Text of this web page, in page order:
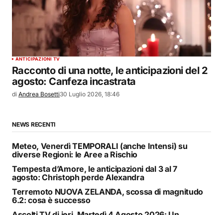
ANTICIPAZIONI TV
Racconto di una notte, le anticipazioni del 2
agosto: Canfeza incastrata
di Andrea Bosetti30 Luglio 2026, 18:46
NEWS RECENTI
Meteo, Venerdì TEMPORALI (anche Intensi) su
diverse Regioni: le Aree a Rischio
Tempesta d’Amore, le anticipazioni dal 3 al 7
agosto: Christoph perde Alexandra
Terremoto NUOVA ZELANDA, scossa di magnitudo
6.2: cosa è successo